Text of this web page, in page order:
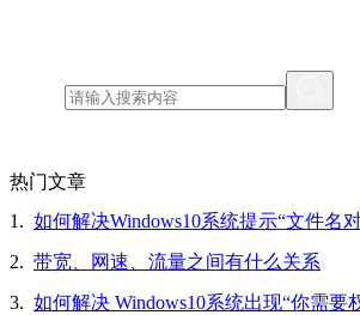
热门文章
1. 如何解决Windows10系统提示“文件名对目标文件夹可能太长
2. 带宽、网速、流量之间有什么关系
3. 如何解决 Windows10系统出现“你需要权限才